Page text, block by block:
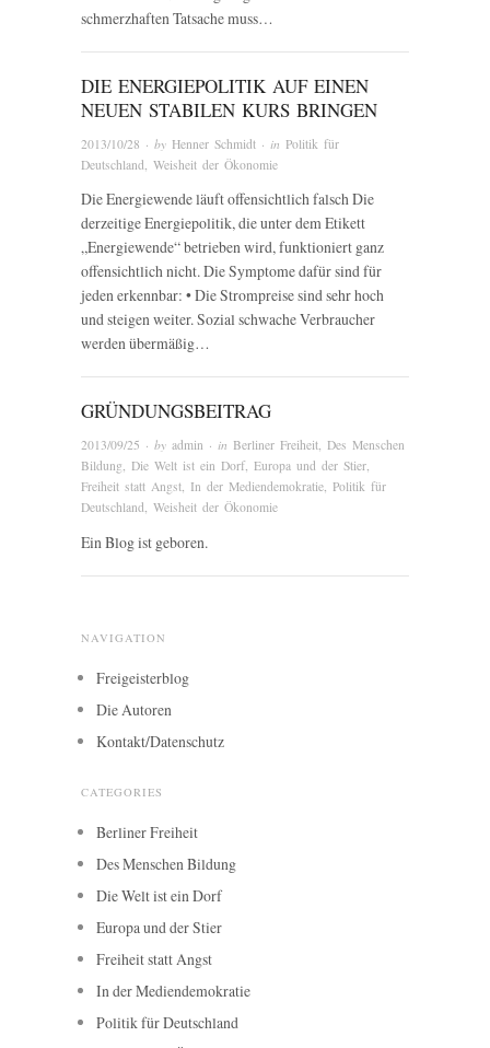
schmerzhaften Tatsache muss…
DIE ENERGIEPOLITIK AUF EINEN
NEUEN STABILEN KURS BRINGEN
2013/10/28 · by Henner Schmidt · in Politik für
Deutschland Weisheit der Ökonomie
Die Energiewende läuft offensichtlich falsch Die
derzeitige Energiepolitik, die unter dem Etikett
„Energiewende“ betrieben wird, funktioniert ganz
offensichtlich nicht. Die Symptome dafür sind für
jeden erkennbar: • Die Strompreise sind sehr hoch
und steigen weiter. Sozial schwache Verbraucher
werden übermäßig…
GRÜNDUNGSBEITRAG
2013/09/25 · by admin · in Berliner Freiheit, Des Menschen
Bildung, Die Welt ist ein Dorf, Europa und der Stier,
Freiheit statt Angst, In der Mediendemokratie, Politik für
Deutschland, Weisheit der Ökonomie
Ein Blog ist geboren.
NAVIGATION
Freigeisterblog
Die Autoren
Kontakt/Datenschutz
CATEGORIES
Berliner Freiheit
Des Menschen Bildung
Die Welt ist ein Dorf
Europa und der Stier
Freiheit statt Angst
In der Mediendemokratie
Politik für Deutschland